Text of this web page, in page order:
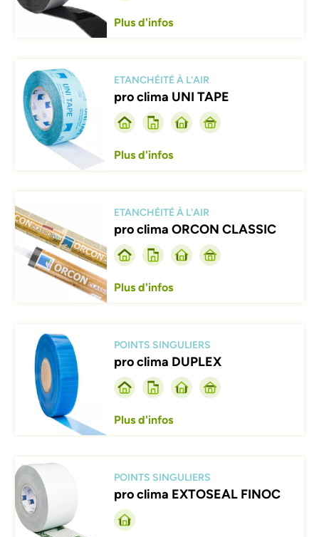
Plus d'infos
Afbeelding
ETANCHÉITÉ À L'AIR
pro clima UNI TAPE
Plus d'infos
ETANCHÉITÉ À L'AIR
pro clima ORCON CLASSIC
Plus d'infos
Afbeelding
POINTS SINGULIERS
pro clima DUPLEX
Plus d'infos
Afbeelding
POINTS SINGULIERS
pro clima EXTOSEAL FINOC